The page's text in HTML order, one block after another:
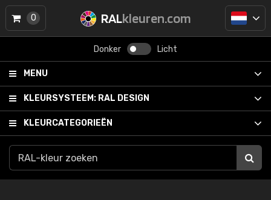
RALkleuren.com
Donker Licht
MENU
KLEURSYSTEEM: RAL DESIGN
KLEURCATEGORIEËN
0